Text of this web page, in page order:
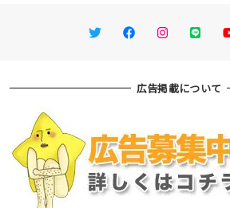
TwitterFacebookInstagram
LINE
広告掲載について